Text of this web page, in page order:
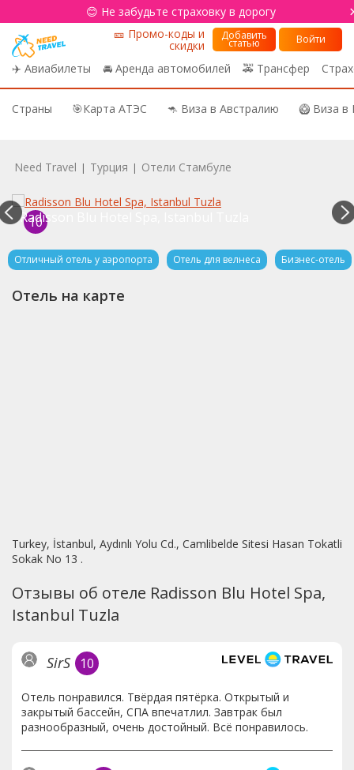
😊 Не забудьте страховку в дорогу
✈️ Авиабилеты 🚘 Аренда автомобилей 🚕 Трансфер
🎫 Промо-коды и
скидки
Добавить
статью Войти
Страны 🎯Карта АТЭС 🦘 Виза в Австралию 🥝 Виза
Need Travel | Турция | Отели Стамбуле
10
Radisson Blu Hotel Spa, Istanbul Tuzla
Отличный отель у аэропорта Отель для велнеса Бизнес-отель
Отель на карте
Turkey, İstanbul, Aydınlı Yolu Cd., Camlibelde Sitesi Hasan Tokatli
Sokak No 13 .
Отзывы об отеле Radisson Blu Hotel Spa,
Istanbul Tuzla
SirS 10
Отель понравился. Твёрдая пятёрка. Открытый и
закрытый бассейн, СПА впечатлил. Завтрак был
разнообразный, очень достойный. Всё понравилось.